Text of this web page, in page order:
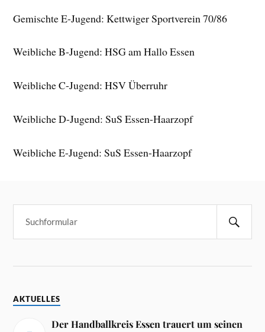
Gemischte E-Jugend: Kettwiger Sportverein 70/86
Weibliche B-Jugend: HSG am Hallo Essen
Weibliche C-Jugend: HSV Überruhr
Weibliche D-Jugend: SuS Essen-Haarzopf
Weibliche E-Jugend: SuS Essen-Haarzopf
AKTUELLES
Der Handballkreis Essen trauert um seinen